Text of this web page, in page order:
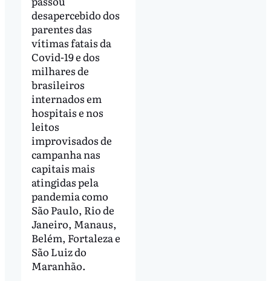
desapercebido dos
parentes das
vítimas fatais da
Covid-19 e dos
milhares de
brasileiros
internados em
hospitais e nos
leitos
improvisados de
campanha nas
capitais mais
atingidas pela
pandemia como
São Paulo, Rio de
Janeiro, Manaus,
Belém, Fortaleza e
São Luiz do
Maranhão.